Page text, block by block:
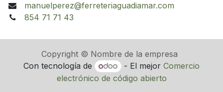
manuelperez@ferreteriaguadiamar.com
854 71 71 43
Copyright © Nombre de la empresa
Con tecnología de
- El mejorComercio
electrónico de código abierto